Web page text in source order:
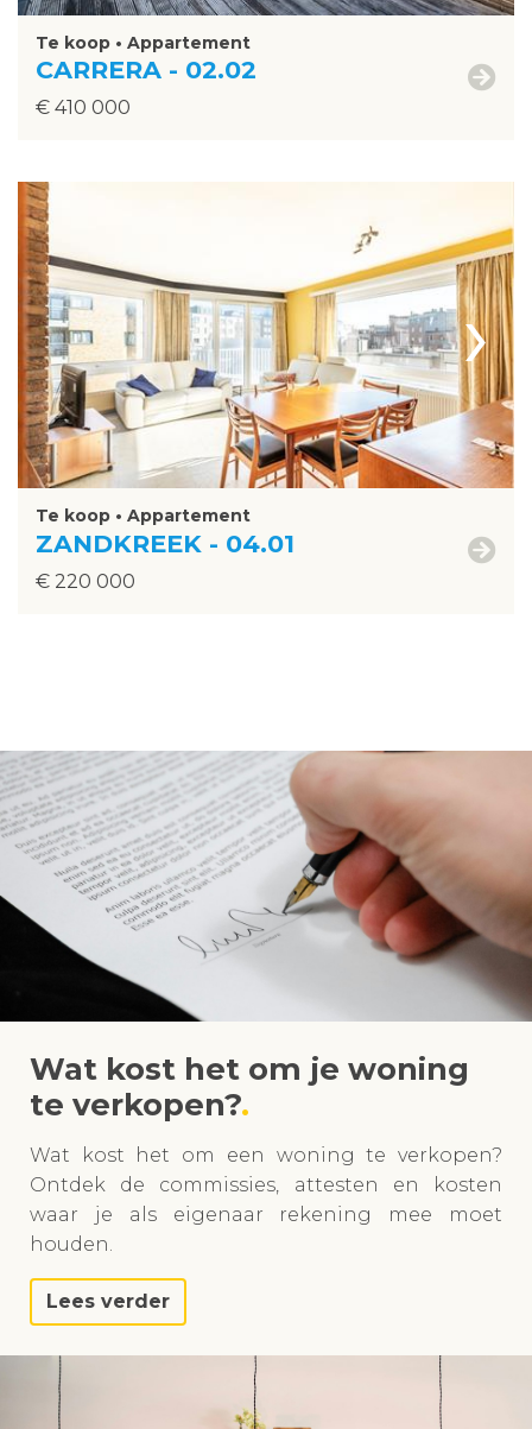
Te koop • Appartement
CARRERA - 02.02
€ 410 000
›
Te koop • Appartement
ZANDKREEK - 04.01
€ 220 000
Wat kost het om je woning
te verkopen?
Wat kost het om een woning te verkopen?
Ontdek de commissies, attesten en kosten
waar je als eigenaar rekening mee moet
houden.
Lees verder